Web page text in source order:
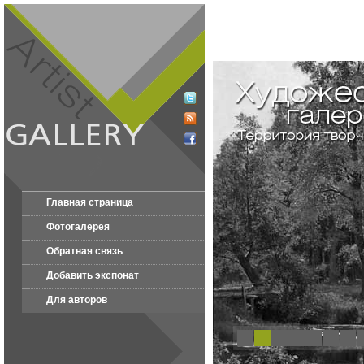
Главная страница
Фотогалерея
Обратная связь
Добавить экспонат
Для авторов